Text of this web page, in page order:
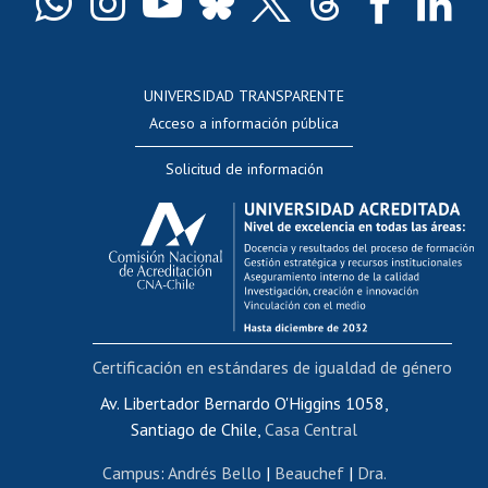
Docentes
Evaluación docente
Calificación académica
Postulación al AUCAI
Funcionarias/os
Cursos internos de capacitación
Bienestar del personal
Portal de movilidad interna
Certificado de renta
Certificado de renta honorarios
UNIVERSIDAD TRANSPARENTE
Acceso a información pública
Solicitud de información
Av. Libertador Bernardo O'Higgins 1058,
Santiago de Chile, Casa Central
Campus: Andrés Bello | Beauchef| Dra.
Certificación en estándares de igualdad de género